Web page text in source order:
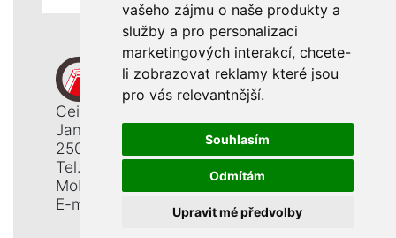
vašeho zájmu o naše produkty a
služby a pro personalizaci
marketingových interakcí, chcete-
li zobrazovat reklamy které jsou
pro vás relevantnější.
Souhlasím
Odmítám
Upravit mé předvolby
Ceiba, s. r. o.
Jana Opletala 1265
250 01 Brandýs n. L. - St. Boleslav
Tel.: +420 326 911 044
Mobil: +420 777 345 008
E-mail:
info@ceiba.cz